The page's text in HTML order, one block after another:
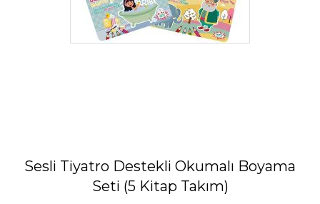
Sesli Tiyatro Destekli Okumalı Boyama
Seti (5 Kitap Takım)